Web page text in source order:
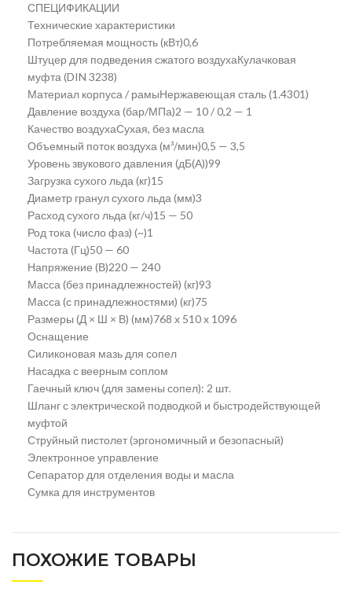
СПЕЦИФИКАЦИИ
Технические характеристики
Потребляемая мощность (кВт)0,6
Штуцер для подведения сжатого воздухаКулачковая
муфта (DIN 3238)
Материал корпуса / рамыНержавеющая сталь (1.4301)
Давление воздуха (бар/МПа)2 — 10 / 0,2 — 1
Качество воздухаСухая, без масла
Объемный поток воздуха (м³/мин)0,5 — 3,5
Уровень звукового давления (дБ(А))99
Загрузка сухого льда (кг)15
Диаметр гранул сухого льда (мм)3
Расход сухого льда (кг/ч)15 — 50
Род тока (число фаз) (~)1
Частота (Гц)50 — 60
Напряжение (В)220 — 240
Масса (без принадлежностей) (кг)93
Масса (с принадлежностями) (кг)75
Размеры (Д × Ш × В) (мм)768 x 510 x 1096
Оснащение
Силиконовая мазь для сопел
Насадка с веерным соплом
Гаечный ключ (для замены сопел): 2 шт.
Шланг с электрической подводкой и быстродействующей
муфтой
Струйный пистолет (эргономичный и безопасный)
Электронное управление
Сепаратор для отделения воды и масла
Сумка для инструментов
ПОХОЖИЕ ТОВАРЫ